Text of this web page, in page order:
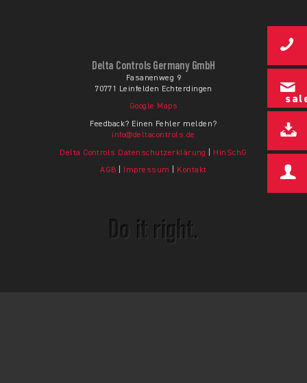
Delta Controls Germany GmbH
Fasanenweg 9
70771 Leinfelden Echterdingen
Google Maps
Feedback? Einen Fehler melden?
info@deltacontrols.de
Delta Controls Datenschutzerklärung HinSchG
AGB Impressum Kontakt
Do it right.